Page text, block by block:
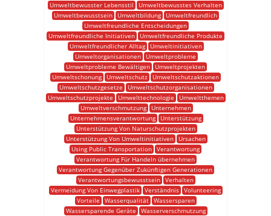
Umweltbewusster Lebensstil
Umweltbewusstes Verhalten
Umweltbewusstsein
Umweltbildung
Umweltfreundlich
Umweltfreundliche Entscheidungen
Umweltfreundliche Initiativen
Umweltfreundliche Produkte
Umweltfreundlicher Alltag
Umweltinitiativen
Umweltorganisationen
Umweltprobleme
Umweltprobleme Bewältigen
Umweltprojekten
Umweltschonung
Umweltschutz
Umweltschutzaktionen
Umweltschutzgesetze
Umweltschutzorganisationen
Umweltschutzprojekte
Umwelttechnologie
Umweltthemen
Umweltverschmutzung
Unternehmen
Unternehmensverantwortung
Unterstützung
Unterstützung Von Naturschutzprojekten
Unterstützung Von Umweltinitiativen
Ursachen
Using Public Transportation Verantwortung
Verantwortung Für Handeln übernehmen
Verantwortung Gegenüber Zukünftigen Generationen
Verantwortungsbewusstsein
Verhalten
Vermeidung Von Einwegplastik
Verständnis
Volunteering
Vorteile
Wasserqualität
Wassersparen
Wassersparende Geräte
Wasserverschmutzung